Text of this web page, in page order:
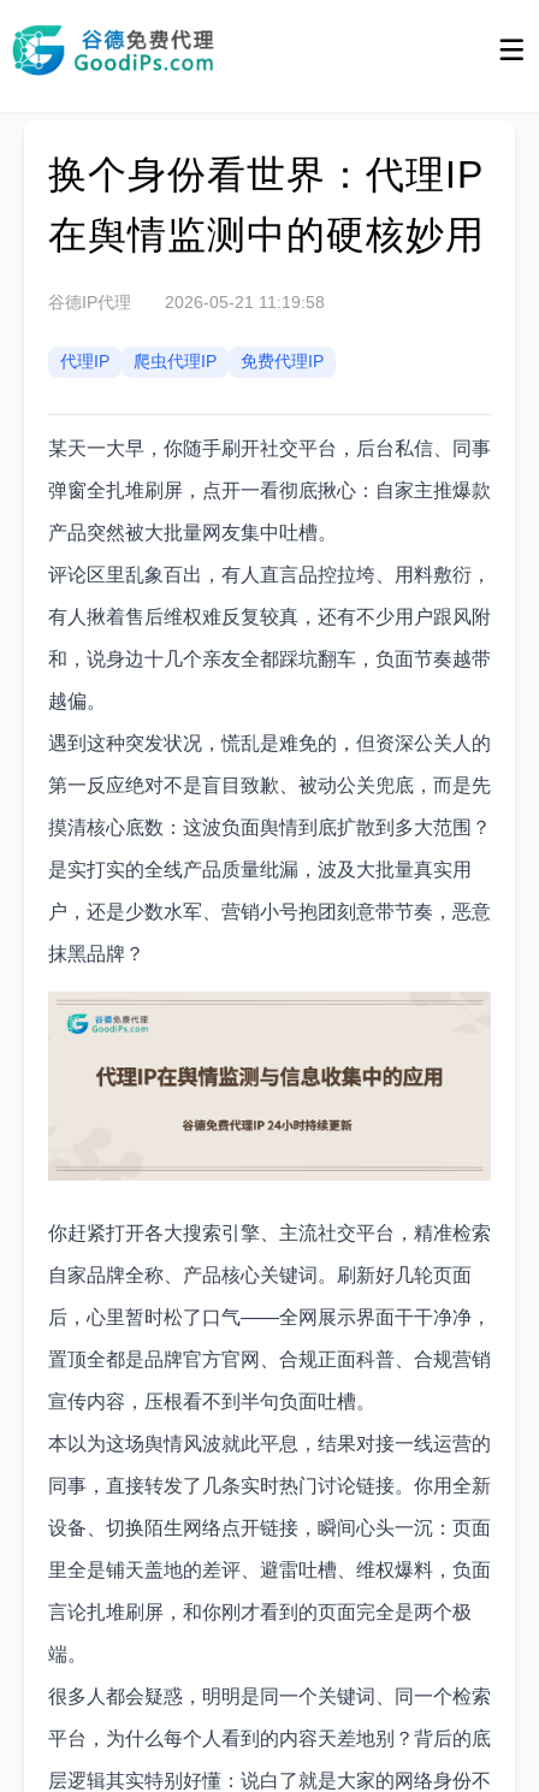
换个身份看世界：代理IP
在舆情监测中的硬核妙用
谷德IP代理 2026-05-21 11:19:58
代理IP 爬虫代理IP 免费代理IP
某天一大早，你随手刷开社交平台，后台私信、同事
弹窗全扎堆刷屏，点开一看彻底揪心：自家主推爆款
产品突然被大批量网友集中吐槽。
评论区里乱象百出，有人直言品控拉垮、用料敷衍，
有人揪着售后维权难反复较真，还有不少用户跟风附
和，说身边十几个亲友全都踩坑翻车，负面节奏越带
越偏。
遇到这种突发状况，慌乱是难免的，但资深公关人的
第一反应绝对不是盲目致歉、被动公关兜底，而是先
摸清核心底数：这波负面舆情到底扩散到多大范围？
是实打实的全线产品质量纰漏，波及大批量真实用
户，还是少数水军、营销小号抱团刻意带节奏，恶意
抹黑品牌？
你赶紧打开各大搜索引擎、主流社交平台，精准检索
自家品牌全称、产品核心关键词。刷新好几轮页面
后，心里暂时松了口气——全网展示界面干干净净，
置顶全都是品牌官方官网、合规正面科普、合规营销
宣传内容，压根看不到半句负面吐槽。
本以为这场舆情风波就此平息，结果对接一线运营的
同事，直接转发了几条实时热门讨论链接。你用全新
设备、切换陌生网络点开链接，瞬间心头一沉：页面
里全是铺天盖地的差评、避雷吐槽、维权爆料，负面
言论扎堆刷屏，和你刚才看到的页面完全是两个极
端。
很多人都会疑惑，明明是同一个关键词、同一个检索
平台，为什么每个人看到的内容天差地别？背后的底
层逻辑其实特别好懂：说白了就是大家的网络身份不